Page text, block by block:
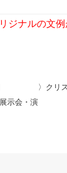
ジナルの文例
〉クリ
示会・演